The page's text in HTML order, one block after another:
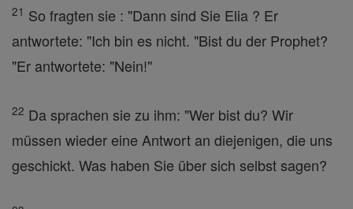
21 So fragten sie : "Dann sind Sie Elia ? Er
antwortete: "Ich bin es nicht. "Bist du der Prophet?
"Er antwortete: "Nein!"
22 Da sprachen sie zu ihm: "Wer bist du? Wir
müssen wieder eine Antwort an diejenigen, die uns
geschickt. Was haben Sie über sich selbst sagen?